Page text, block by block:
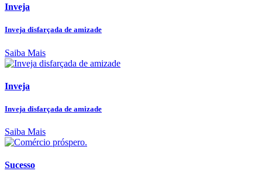
Inveja
Inveja disfarçada de amizade
Saiba Mais
Inveja
Inveja disfarçada de amizade
Saiba Mais
Sucesso